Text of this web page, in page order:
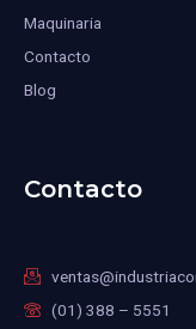
Maquinaria
Contacto
Blog
Contacto
(01) 388 – 5551